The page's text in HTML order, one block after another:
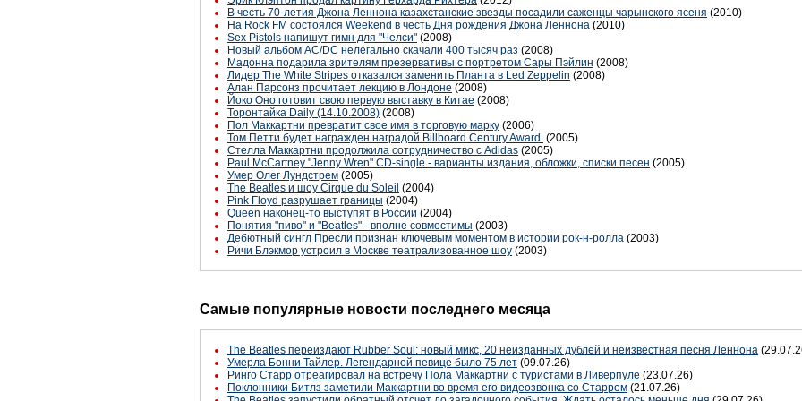
В честь 70-летия Джона Леннона казахстанские звезды посадили саженцы чарынского ясеня (2010)
На Rock FM состоялся Weekend в честь Дня рождения Джона Леннона (2010)
Sex Pistols напишут гимн для "Челси" (2008)
Новый альбом AC/DC нелегально скачали 400 тысяч раз (2008)
Мадонна подарила зрителям презервативы с портретом Сары Пэйлин (2008)
Лидер The White Stripes отказался заменить Планта в Led Zeppelin (2008)
Алан Парсонз прочитает лекцию в Лондоне (2008)
Йоко Оно готовит свою первую выставку в Китае (2008)
Торонтайка Daily (14.10.2008) (2008)
Пол Маккартни превратит свое имя в торговую марку (2006)
Том Петти будет награжден наградой Billboard Century Award (2005)
Стелла Маккартни продолжила сотрудничество с Adidas (2005)
Paul McCartney "Jenny Wren" CD-single - варианты издания, обложки, списки песен (2005)
Умер Олег Лундстрем (2005)
The Beatles и шоу Cirque du Soleil (2004)
Pink Floyd разрушает границы (2004)
Queen наконец-то выступят в России (2004)
Понятия "пиво" и "Beatles" - вполне совместимы (2003)
Дебютный сингл Пресли признан ключевым моментом в истории рок-н-ролла (2003)
Ричи Блэкмор устроил в Москве театрализованное шоу (2003)
Самые популярные новости последнего месяца
The Beatles переиздают Rubber Soul: новый микс, 20 неизданных дублей и неизвестная песня Леннона
Умерла Бонни Тайлер. Легендарной певице было 75 лет (09.07.26)
Ринго Старр отреагировал на встречу Пола Маккартни с туристами в Ливерпуле (23.07.26)
Поклонники Битлз заметили Маккартни во время его видеозвонка со Старром (21.07.26)